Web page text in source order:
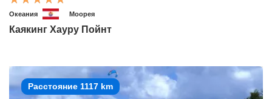
Океания Моорея
Каякинг Хауру Пойнт
Расстояние 1117 km